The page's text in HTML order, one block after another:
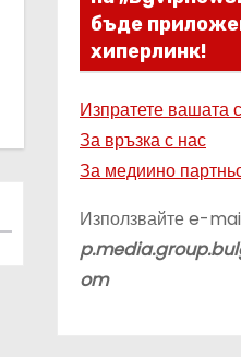
бъде
хиперлинк!
Изпратете вашата
За връзка с нас
За медиино
Използвайте e-
om